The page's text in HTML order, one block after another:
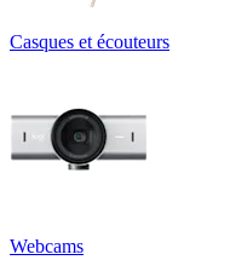
Casques et écouteurs
Webcams